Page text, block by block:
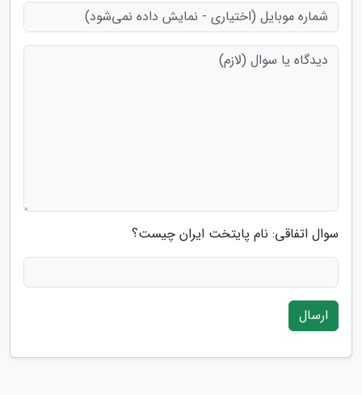
سوال اتفاقی: نام پایتخت ایران چیست؟
ارسال